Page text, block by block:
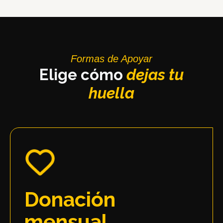
Formas de Apoyar
Elige cómo dejas tu
huella
Donación